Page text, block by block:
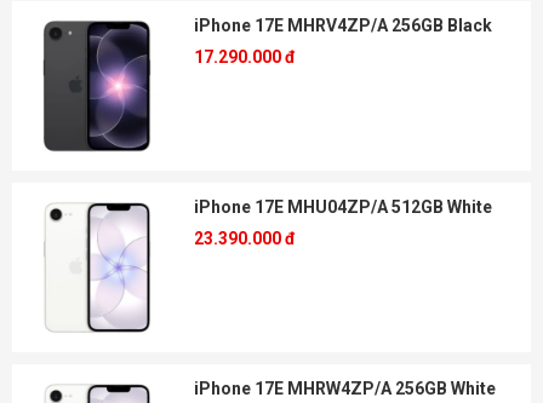
iPhone 17E MHRV4ZP/A 256GB Black
17.290.000 đ
iPhone 17E MHU04ZP/A 512GB White
23.390.000 đ
iPhone 17E MHRW4ZP/A 256GB White